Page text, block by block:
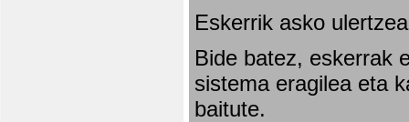
Eskerrik asko
Bide batez, eskerrak
sistema eragilea eta
baitute.